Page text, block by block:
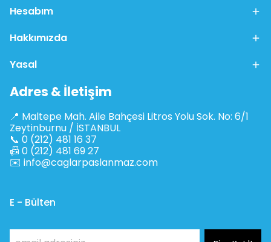
Hesabım
Hakkımızda
Yasal
Adres & İletişim
📍 Maltepe Mah. Aile Bahçesi Litros Yolu Sok. No: 6/1
Zeytinburnu / İSTANBUL
📞 0 (212) 481 16 37
📠 0 (212) 481 69 27
✉️ info@caglarpaslanmaz.com
E - Bülten